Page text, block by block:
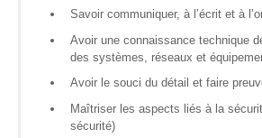
Savoir communiquer, à l’écrit et à
Avoir une connaissance technique
des systèmes, réseaux et
Avoir le souci du détail et faire
Maîtriser les aspects liés à la
sécurité)
Animations,
débats &
conférences
Nous,
citoyen·nes